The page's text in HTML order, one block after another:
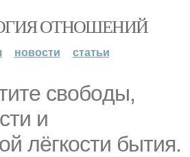
ОТНОШЕНИЙ
новости статьи
cвобoды,
и
лёгкоcти бытия.